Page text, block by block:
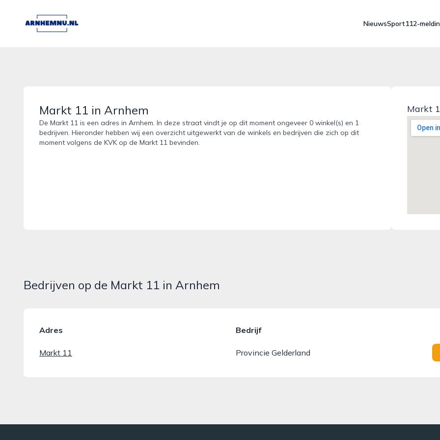
arnhemnu.nl
NieuwsSport112-
Markt 11 in Arnhem
De Markt 11 is een adres in Arnhem. In deze straat vindt je op dit moment ongeveer 0 winkel(s) en 1
bedrijven. Hieronder hebben wij een overzicht uitgewerkt van de winkels en bedrijven die zich op dit
moment volgens de KVK op de Markt 11 bevinden.
Markt
Bedrijven op de Markt 11 in Arnhem
Adres Bedrijf
Markt 11 Provincie Gelderland